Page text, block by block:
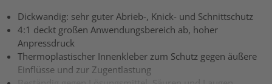
Dickwandig: sehr guter Abrieb-, Knick- und Schnittschutz
4:1 deckt großen Anwendungsbereich ab, hoher
Anpressdruck
Thermoplastischer Innenkleber zum Schutz gegen äußere
Einflüsse und zur Zugentlastung